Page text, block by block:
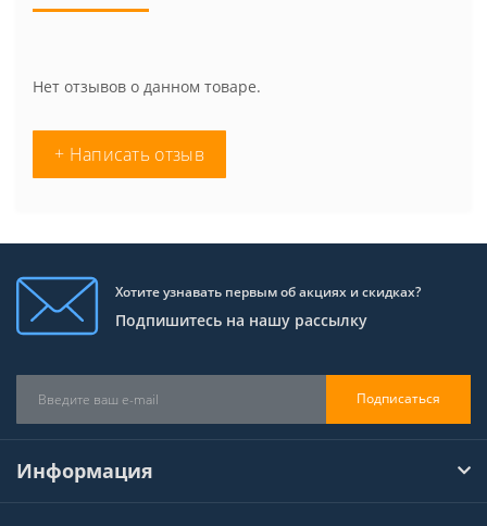
Нет отзывов о данном товаре.
+ Написать отзыв
Хотите узнавать первым об акциях и скидках?
Подпишитесь на нашу рассылку
Подписаться
Информация